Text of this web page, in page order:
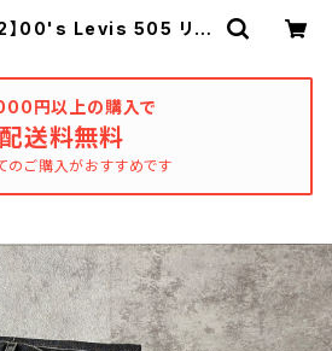
】00's Levis 505 リー
used_clothing_katha
rsis
円以上の購入で
配送料無料
のご購入がおすすめです